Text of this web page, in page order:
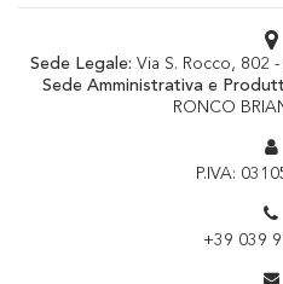
Sede Legale: Via S. Rocco, 802
Sede Amministrativa e
RONCO
P.IVA:
+39 039